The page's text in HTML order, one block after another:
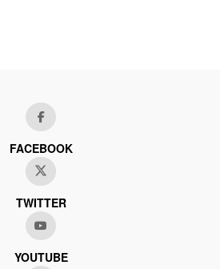
FACEBOOK
TWITTER
YOUTUBE